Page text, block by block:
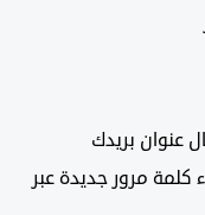
بريدك
مرور جديدة عبر